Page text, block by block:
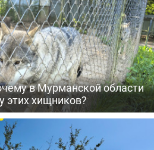
в Мурманской области
этих хищников?